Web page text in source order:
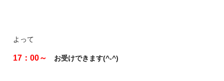
よって
17：00～ お受けできます(^-^)